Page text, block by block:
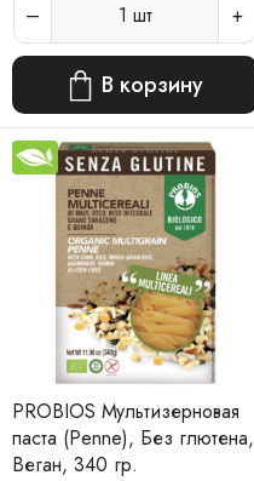
1 шт
В корзину
PROBIOS Мультизерновая
паста (Penne), Без глютена,
Веган, 340 гр.